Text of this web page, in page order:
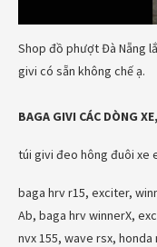
Shop đồ phượt Đà Nẵng
givi có sẵn không chế ạ.
BAGA GIVI CÁC DÒNG
túi givi đeo hông đuôi xe
baga hrv r15, exciter,
Ab, baga hrv winnerX,
nvx 155, wave rsx,